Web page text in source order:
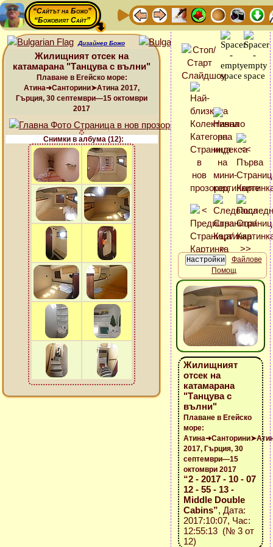
“Сайтът на Божо”
“Божовият Сайт”
Дизайнер Божо
Жилищният отсек на
катамарана "Танцува с вълни"
Плаване в Егейско море:
Атина➜Санторини➤Атина 2017,
Гърция, 30 септември—15 октомври
2017
Снимки в албума (12):
Файлове
Помощ
Жилищният
отсек на
катамарана
"Танцува с
вълни"
Плаване в Егейско
море:
2017, Гърция, 30
септември—15
октомври 2017
“2 - 2017 - 10 - 07
12 - 55 - 13 -
Middle Double
Cabins”, Дата:
2017:10:07, Час:
12:55:13 (№ 3 от
12)